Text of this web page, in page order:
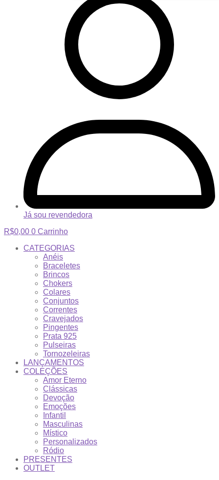
Já sou revendedora
R$0,00 0 Carrinho
CATEGORIAS
Anéis
Braceletes
Brincos
Chokers
Colares
Conjuntos
Correntes
Cravejados
Pingentes
Prata 925
Pulseiras
Tornozeleiras
LANÇAMENTOS
COLEÇÕES
Amor Eterno
Clássicas
Devoção
Emoções
Infantil
Masculinas
Místico
Personalizados
Ródio
PRESENTES
OUTLET